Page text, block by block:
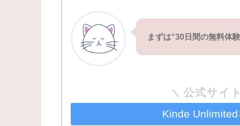
まずは“30日間の無料体
公式サイ
Kinde